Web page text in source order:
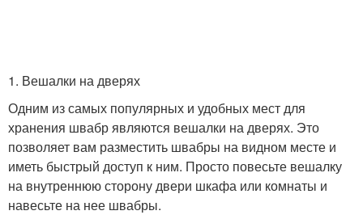
1. Вешалки на дверях
Одним из самых популярных и удобных мест для
хранения швабр являются вешалки на дверях. Это
позволяет вам разместить швабры на видном месте и
иметь быстрый доступ к ним. Просто повесьте вешалку
на внутреннюю сторону двери шкафа или комнаты и
навесьте на нее швабры.